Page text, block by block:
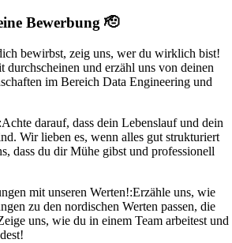
Bewerbung 🫡
bewirbst, zeig uns, wer du wirklich bist!
durchscheinen und erzähl uns von deinen
im Bereich Data Engineering und
Achte darauf, dass dein Lebenslauf und dein
Wir lieben es, wenn alles gut strukturiert
dass du dir Mühe gibst und professionell
mit unseren Werten!:Erzähle uns, wie
zu den nordischen Werten passen, die
uns, wie du in einem Team arbeitest und